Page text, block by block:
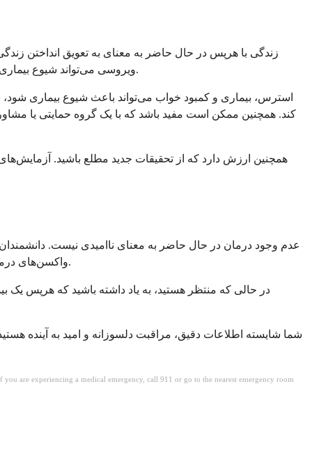
زندگی با هرپس در حال حاضر به معنای به تعویق انداختن
ویروسی می‌تواند شیوع بیماری را کاهش دهد و خطر انتقال را کم کند. بسیاری از افراد متوجه می‌شوند که شیوع بیماری آنها در طول زمان، حتی بدون درمان، کمتر می‌شود.
استرس، بیماری و کمبود خواب می‌تواند باعث شیوع بیماری
کند. همچنین ممکن است مفید باشد که با یک گروه حمایتی یا
همچنین ارزش دارد که از تحقیقات جدید مطلع باشید.
عدم وجود درمان در حال حاضر به معنای ناامیدی نیست.
واکسن‌های درمانی همگی پتانسیل تغییر چشم‌انداز درمان هرپس را دارند. برخی از این استراتژی‌ها ممکن است حتی برای دستیابی به نتایج بهتر با هم کار کنند.
در حالی که منتظر هستید، به یاد داشته باشید که هرپس
شما شایسته اطلاعات دقیق، مراقبت دلسوزانه و امید به آینده
are experiencing a medical emergency, call 911 or go to the nearest emergency room